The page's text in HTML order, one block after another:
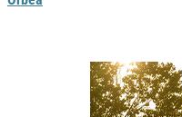
Previous